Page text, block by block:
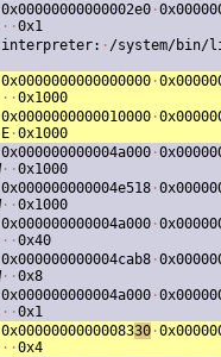
0x00000000000002e0 ·
· ·0x1
interpreter: · /system/bin/
0x0000000000000000 ·
· ·0x1000
0x0000000000010000 ·
E ·0x1000
0x000000000004a000 ·
· ·0x1000
0x000000000004e518 ·
· ·0x1000
0x000000000004a000 ·
· ·0x40
0x000000000004cab8 ·
· ·0x8
0x000000000004a000 ·
· ·0x1
0x0000000000008330 ·
· ·0x4